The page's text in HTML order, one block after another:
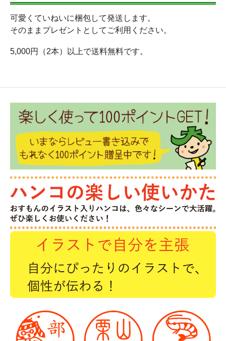
可愛くていねいに梱包して発送します。
そのままプレゼントとしてご利用ください。
5,000円（2本）以上で送料無料です。